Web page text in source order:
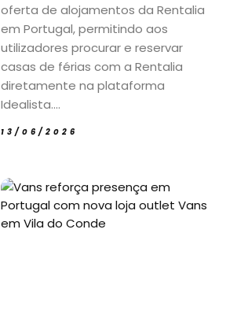
oferta de alojamentos da Rentalia
em Portugal, permitindo aos
utilizadores procurar e reservar
casas de férias com a Rentalia
diretamente na plataforma
Idealista....
13/06/2026